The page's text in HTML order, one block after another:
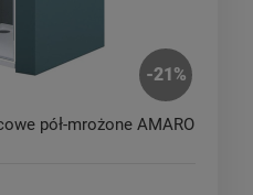
-21%
pół-mrożone AMARO